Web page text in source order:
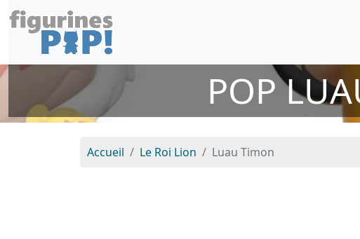
POP
Accueil Le Roi Lion Luau Timon